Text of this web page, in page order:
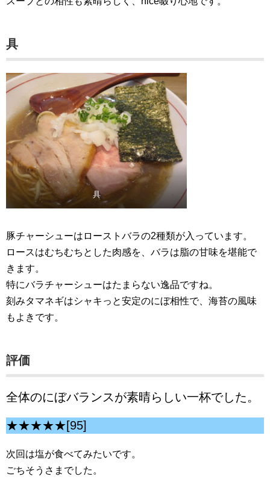
具
具
豚チャーシューはローストバラの2種類が入っています。
ロースはむちむちとした肉感を、バラは脂の甘味を堪能で
きます。
特にバラチャーシューはたまらない逸品ですね。
刻みタマネギはシャキっと安定のにぼ相性で、海苔の風味
もよきです。
評価
全体のにぼバランスが素晴らしい一杯でした。
★★★★★[95]
次回は塩が食べてみたいです。
ごちそうさまでした。